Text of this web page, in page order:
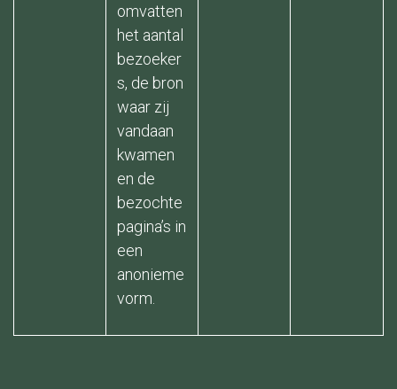
omvatten
het aantal
bezoeker
s, de bron
waar zij
vandaan
kwamen
en de
bezochte
pagina’s in
een
anonieme
vorm.